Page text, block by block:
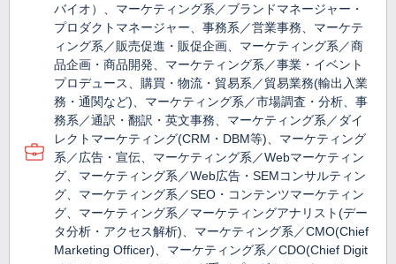
バイオ）、マーケティング系／ブランドマネージャー・
プロダクトマネージャー、事務系／営業事務、マーケテ
ィング系／販売促進・販促企画、マーケティング系／商
品企画・商品開発、マーケティング系／事業・イベント
プロデュース、購買・物流・貿易系／貿易業務(輸出入業
務・通関など)、マーケティング系／市場調査・分析、事
務系／通訳・翻訳・英文事務、マーケティング系／ダイ
レクトマーケティング(CRM・DBM等)、マーケティング
系／広告・宣伝、マーケティング系／Webマーケティン
グ、マーケティング系／Web広告・SEMコンサルティン
グ、マーケティング系／SEO・コンテンツマーケティン
グ、マーケティング系／マーケティングアナリスト(デー
タ分析・アクセス解析)、マーケティング系／CMO(Chief
Marketing Officer)、マーケティング系／CDO(Chief Digit